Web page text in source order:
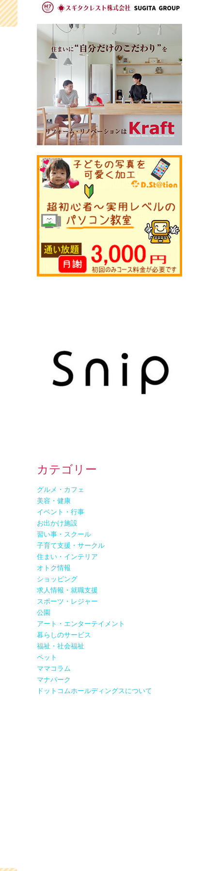
カテゴリー
グルメ・カフェ
美容・健康
イベント・行事
お出かけ施設
習い事・スクール
子育て支援・サークル
住まい・インテリア
オトク情報
ショッピング
求人情報・就職支援
スポーツ・レジャー
公園
アート・エンターテイメント
暮らしのサービス
福祉・社会福祉
ペット
ママコラム
マナパーク
ドットコムホールディングスについて